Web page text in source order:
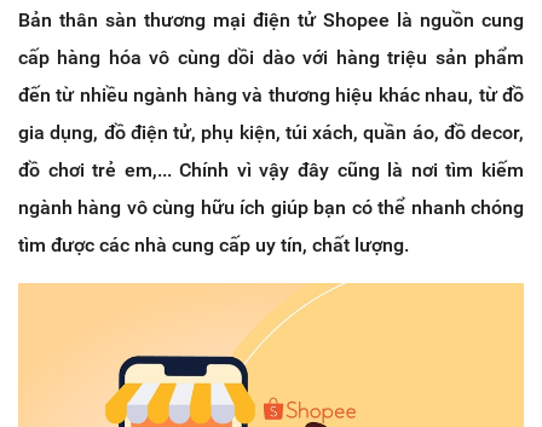
Bản thân sàn thương mại điện tử Shopee là nguồn cung
cấp hàng hóa vô cùng dồi dào với hàng triệu sản phẩm
đến từ nhiều ngành hàng và thương hiệu khác nhau, từ đồ
gia dụng, đồ điện tử, phụ kiện, túi xách, quần áo, đồ decor,
đồ chơi trẻ em,... Chính vì vậy đây cũng là nơi tìm kiếm
ngành hàng vô cùng hữu ích giúp bạn có thể nhanh chóng
tìm được các nhà cung cấp uy tín, chất lượng.